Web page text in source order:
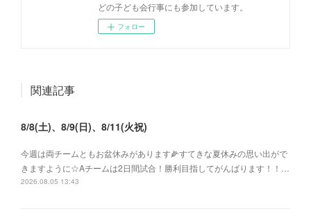
どの子ども会行事にも参加しています。
フォロー
関連記事
8/8(土)、8/9(日)、8/11(火祝)
今週は両チームともお盆休みがあります🌽すてきな夏休みの思い出がで
きますように☆Aチームは2日間試合！勝利目指してがんばります！！…
2026.08.05 13:43